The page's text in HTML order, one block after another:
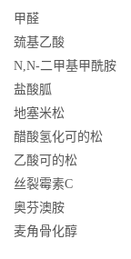
甲醛
巯基乙酸
N,N-二甲基甲酰胺
盐酸胍
地塞米松
醋酸氢化可的松
乙酸可的松
丝裂霉素C
奥芬澳胺
麦角骨化醇